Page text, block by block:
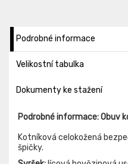
Podrobné informace
Velikostní tabulka
Dokumenty ke stažení
Podrobné informace: Obuv
Kotníková celokožená
špičky.